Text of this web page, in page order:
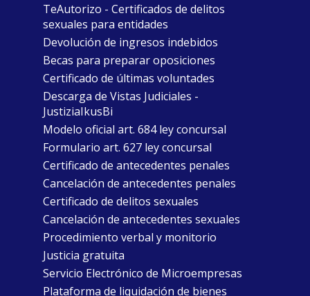
TeAutorizo - Certificados de delitos
sexuales para entidades
Devolución de ingresos indebidos
Becas para preparar oposiciones
Certificado de últimas voluntades
Descarga de Vistas Judiciales -
JustiziaIkusBi
Modelo oficial art. 684 ley concursal
Formulario art. 627 ley concursal
Certificado de antecedentes penales
Cancelación de antecedentes penales
Certificado de delitos sexuales
Cancelación de antecedentes sexuales
Procedimiento verbal y monitorio
Justicia gratuita
Servicio Electrónico de Microempresas
Plataforma de liquidación de bienes